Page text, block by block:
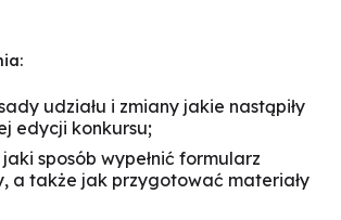
udziału i zmiany jakie nastąpiły
edycji konkursu;
sposób wypełnić formularz
a także jak przygotować materiały